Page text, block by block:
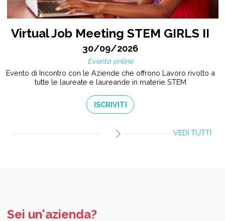
Virtual Job Meeting STEM GIRLS II
30/09/2026
Evento online
Evento di Incontro con le Aziende che offrono Lavoro rivolto a
tutte le laureate e laureande in materie STEM
ISCRIVITI
VEDI TUTTI
Sei un'azienda?